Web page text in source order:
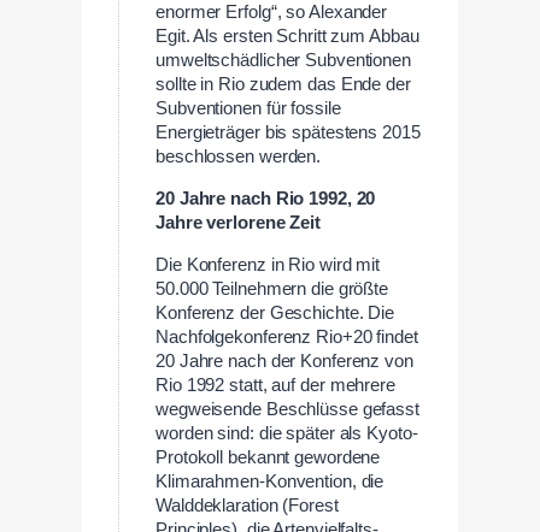
enormer Erfolg“, so Alexander
Egit. Als ersten Schritt zum Abbau
umweltschädlicher Subventionen
sollte in Rio zudem das Ende der
Subventionen für fossile
Energieträger bis spätestens 2015
beschlossen werden.
20 Jahre nach Rio 1992, 20
Jahre verlorene Zeit
Die Konferenz in Rio wird mit
50.000 Teilnehmern die größte
Konferenz der Geschichte. Die
Nachfolgekonferenz Rio+20 findet
20 Jahre nach der Konferenz von
Rio 1992 statt, auf der mehrere
wegweisende Beschlüsse gefasst
worden sind: die später als Kyoto-
Protokoll bekannt gewordene
Klimarahmen-Konvention, die
Walddeklaration (Forest